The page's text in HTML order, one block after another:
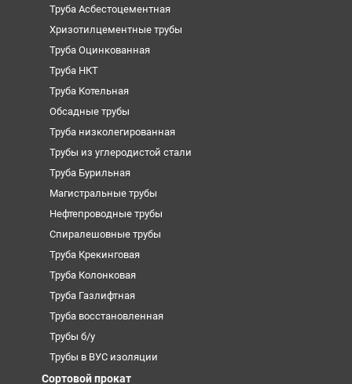
Труба Асбестоцементная
Хризотилцементные трубы
Труба Оцинкованная
Труба НКТ
Труба Котельная
Обсадные трубы
Труба низколегированная
Трубы из углеродистой стали
Труба Бурильная
Магистральные трубы
Нефтепроводные трубы
Спиралешовные трубы
Труба Крекинговая
Труба Колонковая
Труба Газлифтная
Труба восстановленная
Трубы б/у
Трубы в ВУС изоляции
Сортовой прокат